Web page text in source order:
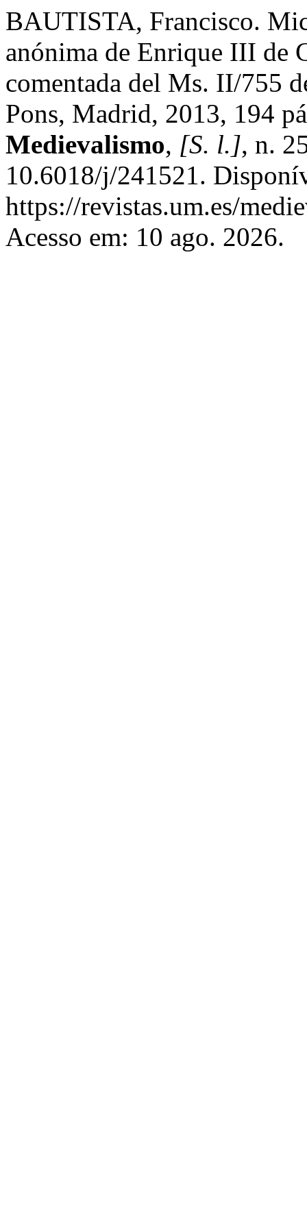
BAUTISTA, Francisco.
anónima de Enrique III de
comentada del Ms. II/755
Pons, Madrid, 2013, 194
Medievalismo, [S. l.], n.
10.6018/j/241521.
https://revistas.um.es/
Acesso em: 10 ago. 2026.